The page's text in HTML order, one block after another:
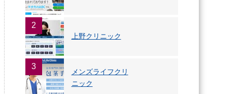
2
上野クリニック
3
メンズライフクリ
ニック